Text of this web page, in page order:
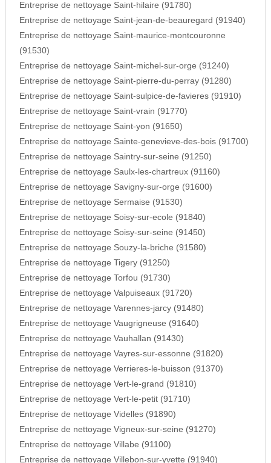
Entreprise de nettoyage Saint-hilaire (91780)
Entreprise de nettoyage Saint-jean-de-beauregard (91940)
Entreprise de nettoyage Saint-maurice-montcouronne
(91530)
Entreprise de nettoyage Saint-michel-sur-orge (91240)
Entreprise de nettoyage Saint-pierre-du-perray (91280)
Entreprise de nettoyage Saint-sulpice-de-favieres (91910)
Entreprise de nettoyage Saint-vrain (91770)
Entreprise de nettoyage Saint-yon (91650)
Entreprise de nettoyage Sainte-genevieve-des-bois (91700)
Entreprise de nettoyage Saintry-sur-seine (91250)
Entreprise de nettoyage Saulx-les-chartreux (91160)
Entreprise de nettoyage Savigny-sur-orge (91600)
Entreprise de nettoyage Sermaise (91530)
Entreprise de nettoyage Soisy-sur-ecole (91840)
Entreprise de nettoyage Soisy-sur-seine (91450)
Entreprise de nettoyage Souzy-la-briche (91580)
Entreprise de nettoyage Tigery (91250)
Entreprise de nettoyage Torfou (91730)
Entreprise de nettoyage Valpuiseaux (91720)
Entreprise de nettoyage Varennes-jarcy (91480)
Entreprise de nettoyage Vaugrigneuse (91640)
Entreprise de nettoyage Vauhallan (91430)
Entreprise de nettoyage Vayres-sur-essonne (91820)
Entreprise de nettoyage Verrieres-le-buisson (91370)
Entreprise de nettoyage Vert-le-grand (91810)
Entreprise de nettoyage Vert-le-petit (91710)
Entreprise de nettoyage Videlles (91890)
Entreprise de nettoyage Vigneux-sur-seine (91270)
Entreprise de nettoyage Villabe (91100)
Entreprise de nettoyage Villebon-sur-yvette (91940)